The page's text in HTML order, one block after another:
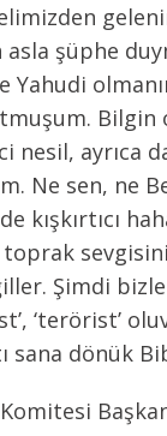
asla şüphe
Yahudi
Bilgin
nesil, ayrıca
Ne sen, ne
kışkırtıcı
Şimdi
‘terörist’
sana dönük